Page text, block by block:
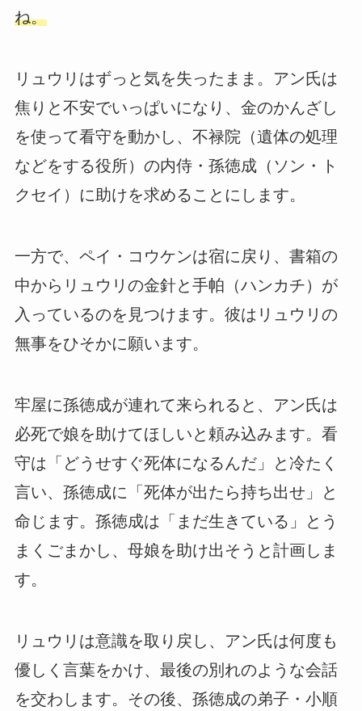
ね。
リュウリはずっと気を失ったまま。アン氏は
焦りと不安でいっぱいになり、金のかんざし
を使って看守を動かし、不禄院（遺体の処理
などをする役所）の内侍・孫徳成（ソン・ト
クセイ）に助けを求めることにします。
一方で、ペイ・コウケンは宿に戻り、書箱の
中からリュウリの金針と手帕（ハンカチ）が
入っているのを見つけます。彼はリュウリの
無事をひそかに願います。
牢屋に孫徳成が連れて来られると、アン氏は
必死で娘を助けてほしいと頼み込みます。看
守は「どうせすぐ死体になるんだ」と冷たく
言い、孫徳成に「死体が出たら持ち出せ」と
命じます。孫徳成は「まだ生きている」とう
まくごまかし、母娘を助け出そうと計画しま
す。
リュウリは意識を取り戻し、アン氏は何度も
優しく言葉をかけ、最後の別れのような会話
を交わします。その後、孫徳成の弟子・小順